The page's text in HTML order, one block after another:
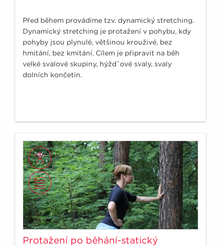
Před během provádíme tzv. dynamický stretching.
Dynamický stretching je protažení v pohybu, kdy
pohyby jsou plynulé, většinou krouživé, bez
hmitání, bez kmitání. Cílem je připravit na běh
velké svalové skupiny, hýždˇové svaly, svaly
dolních končetin.
Protažení po běhání-statický